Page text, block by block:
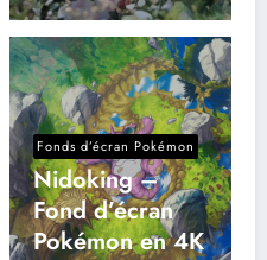
Fonds d’écran Pokémon
Nidoking –
Fond d’écran
Pokémon en 4K